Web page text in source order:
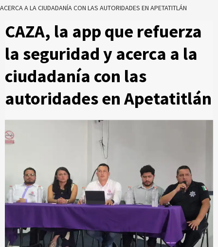
ACERCA A LA CIUDADANÍA CON LAS AUTORIDADES EN APETATITLÁN
CAZA, la app que refuerza
la seguridad y acerca a la
ciudadanía con las
autoridades en Apetatitlán